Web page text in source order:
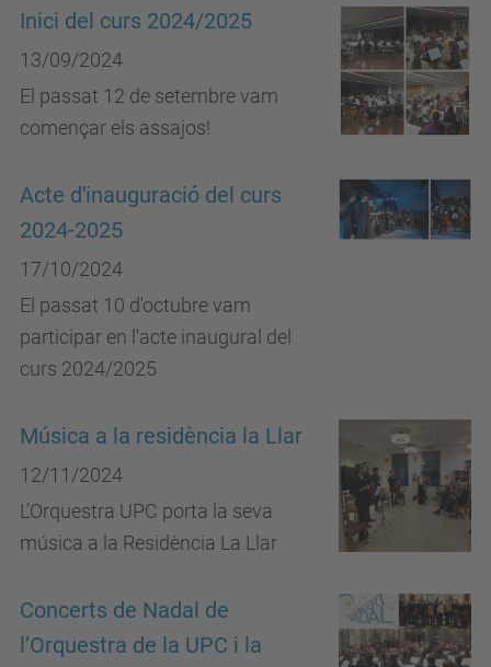
Inici del curs 2024/2025
13/09/2024
El passat 12 de setembre vam
començar els assajos!
Acte d'inauguració del curs
2024-2025
17/10/2024
El passat 10 d'octubre vam
participar en l'acte inaugural del
curs 2024/2025
Música a la residència la Llar
12/11/2024
L’Orquestra UPC porta la seva
música a la Residència La Llar
Concerts de Nadal de
l’Orquestra de la UPC i la